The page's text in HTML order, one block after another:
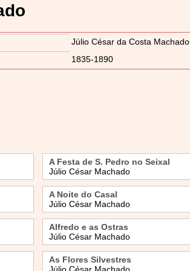
Júlio César da Costa Machado
1835-1890
A Festa de S. Pedro no Seixal
Júlio César Machado
A Noite do Casal
Júlio César Machado
Alfredo e as Ostras
Júlio César Machado
As Flores Silvestres